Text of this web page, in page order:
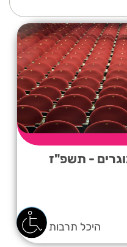
- תשפ"ז
היכל תרבות